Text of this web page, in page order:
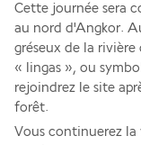
Cette journée sera
au nord d'Angkor.
gréseux de la
« lingas », ou
rejoindrez le site
forêt.
Vous continuerez la